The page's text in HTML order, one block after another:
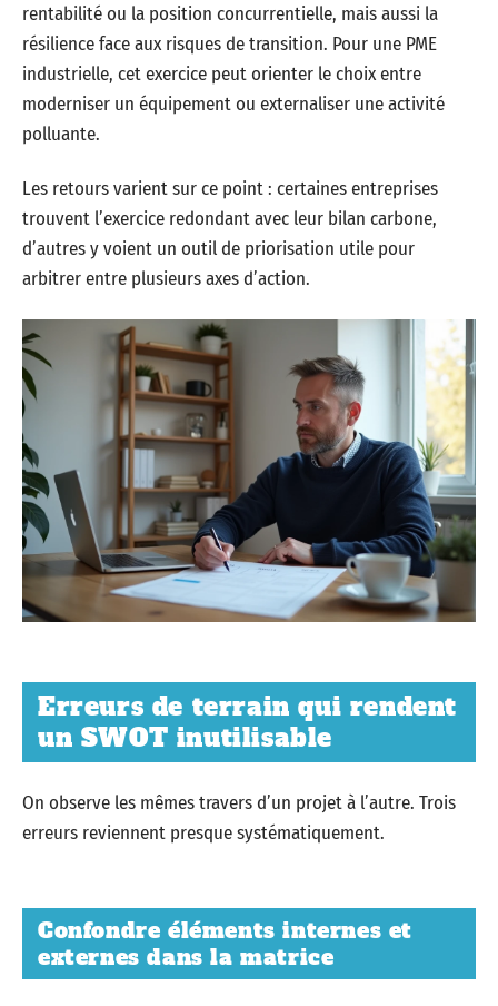
rentabilité ou la position concurrentielle, mais aussi la
résilience face aux risques de transition. Pour une PME
industrielle, cet exercice peut orienter le choix entre
moderniser un équipement ou externaliser une activité
polluante.
Les retours varient sur ce point : certaines entreprises
trouvent l’exercice redondant avec leur bilan carbone,
d’autres y voient un outil de priorisation utile pour
arbitrer entre plusieurs axes d’action.
Erreurs de terrain qui rendent
un SWOT inutilisable
On observe les mêmes travers d’un projet à l’autre. Trois
erreurs reviennent presque systématiquement.
Confondre éléments internes et
externes dans la matrice